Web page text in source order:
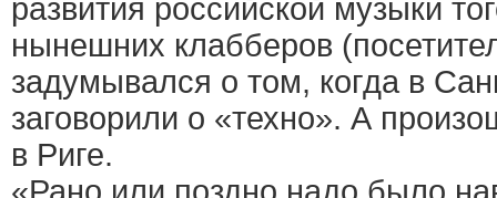
развития российской музыки
нынешних клабберов
задумывался о том, когда в
заговорили о «техно». А
в Риге.